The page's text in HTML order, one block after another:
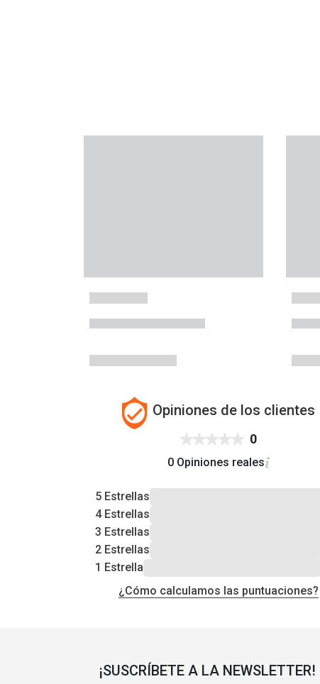
Opiniones de los clientes
0
0 Opiniones reales
5 Estrellas
4 Estrellas
3 Estrellas
2 Estrellas
1 Estrella
¿Cómo calculamos las puntuaciones?
¡SUSCRÍBETE A LA NEWSLETTER!